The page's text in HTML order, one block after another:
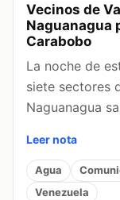
Vecinos de
Naguanagua
Carabobo
La noche de
siete sectores
Naguanagua
Leer nota
Agua
Venezuela